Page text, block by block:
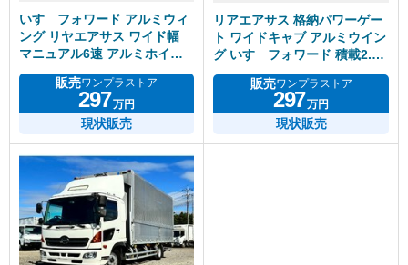
いすゞフォワード アルミウィ
ング リヤエアサス ワイド幅
マニュアル6速 アルミホイー
ル
販売ワンプラストア
297万円
現状販売
リアエアサス 格納パワーゲー
ト ワイドキャブ アルミウイン
グ いすゞフォワード 積載2.5
トン
販売ワンプラストア
297万円
現状販売